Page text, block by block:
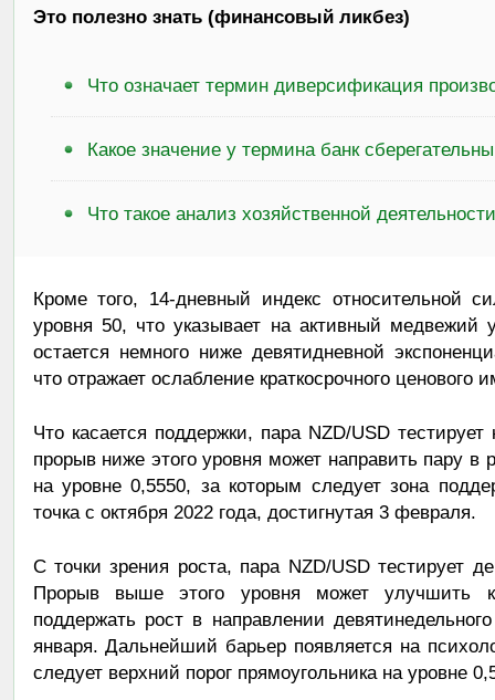
Это полезно знать (финансовый ликбез)
Что означает термин диверсификация
Какое значение у термина банк
Что такое анализ хозяйственной
Кроме того, 14-дневный индекс относительной
уровня 50, что указывает на активный
остается немного ниже девятидневной
что отражает ослабление краткосрочного ценового
Что касается поддержки, пара NZD/USD
прорыв ниже этого уровня может направить пару в
на уровне 0,5550, за которым следует зона
точка с октября 2022 года, достигнутая 3 февраля.
С точки зрения роста, пара NZD/USD тестирует
Прорыв выше этого уровня может улучшить
поддержать рост в направлении
января. Дальнейший барьер появляется на
следует верхний порог прямоугольника на уровне